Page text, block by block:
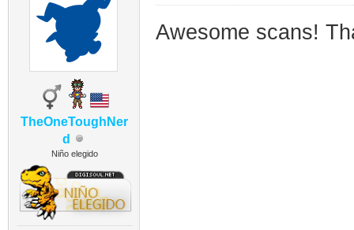
TheOneToughNer
d
Niño elegido
Awesome scans!